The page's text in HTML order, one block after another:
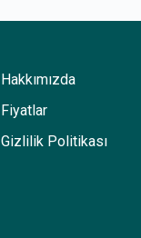
Hakkımızda
Fiyatlar
Gizlilik Politikası